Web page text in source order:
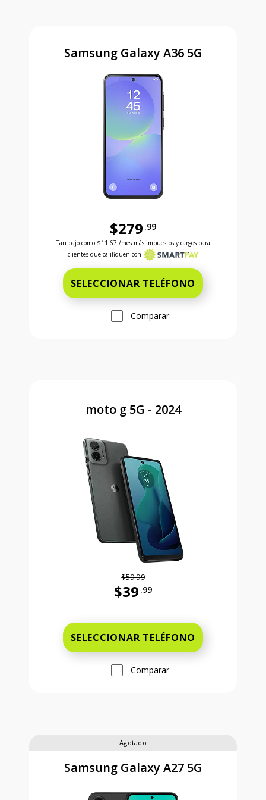
Samsung Galaxy A36 5G
$279 .99
Antes el precio era 279 dollars and 99 cents
Tan bajo como $11.67 /mes más impuestos y cargos para
clientes que califiquen con
SELECCIONAR TELÉFONO
Comparar
moto g 5G - 2024
$59.99
$39 .99
SELECCIONAR TELÉFONO
Comparar
Agotado
Samsung Galaxy A27 5G